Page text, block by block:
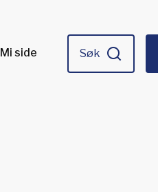
Mi side Søk